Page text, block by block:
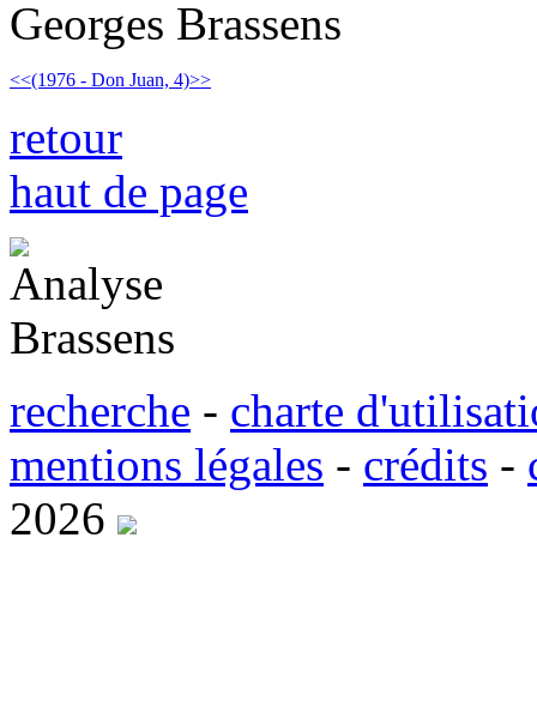
Georges Brassens
<<(1976 - Don Juan, 4)>>
retour
haut de page
recherche - charte d'u
mentions légales - crédits -
2026